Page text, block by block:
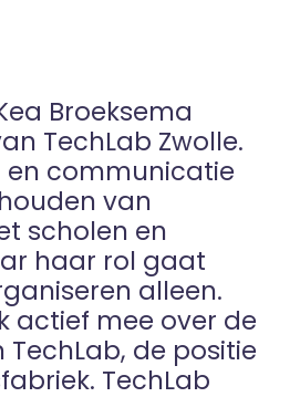
Broeksema
TechLab Zwolle.
communicatie
van
scholen en
haar rol gaat
alleen.
actief mee over de
de positie
TechLab